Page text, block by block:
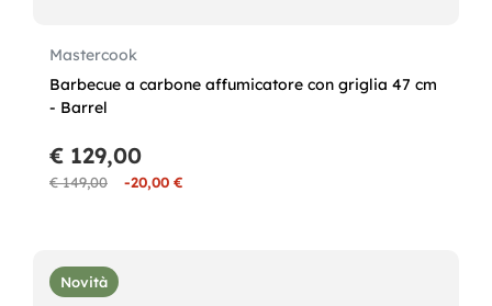
Mastercook
Barbecue a carbone affumicatore con griglia 47 cm
- Barrel
€ 149,00 -20,00 €
€ 129,00
Novità